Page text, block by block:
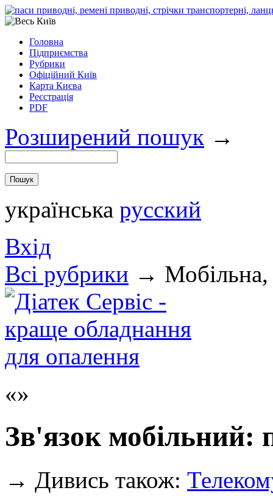
Головна
Підприємства
Рубрики
Офіційний Київ
Карта Києва
Реєстрація
PDF
Розширений пошук →
українська русский
Вхід
Всi рубрики → Мобільна,
Зв'язок мобільний:
→ Дивись також: